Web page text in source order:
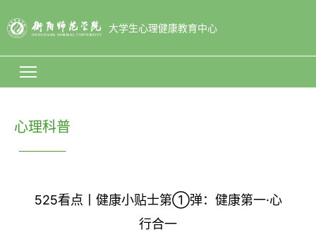
大学生心理健康教育中心
心理科普
525看点丨健康小贴士第①弹：健康第一·心
行合一